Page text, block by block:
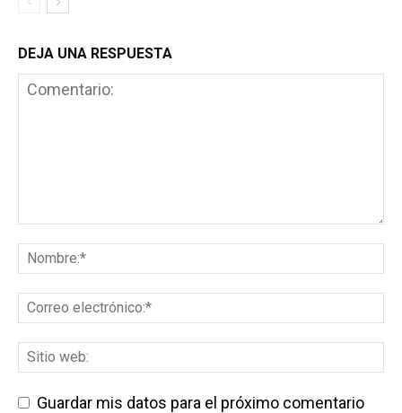
DEJA UNA RESPUESTA
Guardar mis datos para el próximo comentario